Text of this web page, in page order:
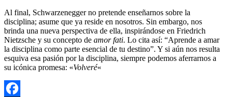
Al final, Schwarzenegger no pretende enseñarnos sobre la
disciplina; asume que ya reside en nosotros. Sin embargo, nos
brinda una nueva perspectiva de ella, inspirándose en Friedrich
Nietzsche y su concepto de amor fati. Lo cita así: “Aprende a amar
la disciplina como parte esencial de tu destino”. Y si aún nos resulta
esquiva esa pasión por la disciplina, siempre podemos aferrarnos a
su icónica promesa: «Volveré«